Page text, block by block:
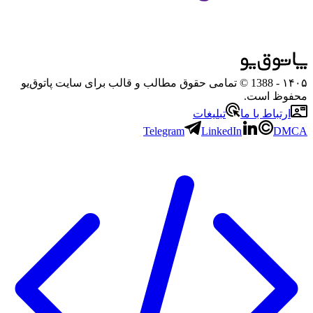
۱۴۰۵
- 1388 © تمامی حقوق مطالب و قالب برای سایت پاتوق‌یو
محفوظ است.
ارتباط با ما
تبلیغات
Telegram
LinkedIn DMCA